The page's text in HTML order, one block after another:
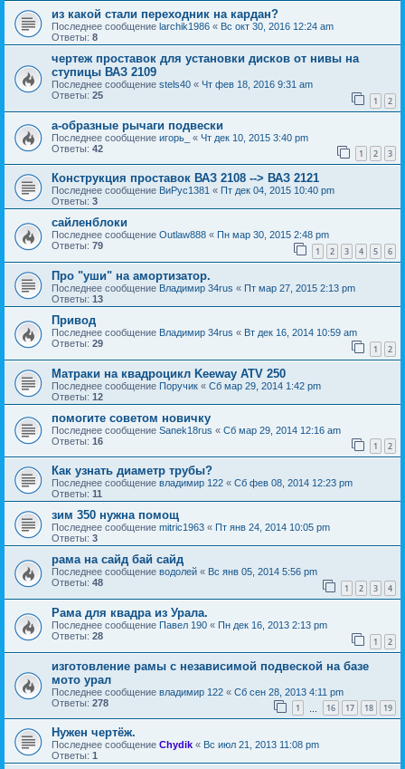
из какой стали переходник на кардан?
Последнее сообщение larchik1986 « Вс окт 30, 2016 12:24 am
Ответы: 8
чертеж проставок для установки дисков от нивы на
ступицы ВАЗ 2109
Последнее сообщение stels40 « Чт фев 18, 2016 9:31 am
Ответы: 25 1 2
а-образные рычаги подвески
Последнее сообщение игорь_ « Чт дек 10, 2015 3:40 pm
Ответы: 42 1 2 3
Конструкция проставок ВАЗ 2108 --> ВАЗ 2121
Последнее сообщение ВиРус1381 « Пт дек 04, 2015 10:40 pm
Ответы: 3
сайленблоки
Последнее сообщение Outlaw888 « Пн мар 30, 2015 2:48 pm
Ответы: 79 1 2 3 4 5 6
Про "уши" на амортизатор.
Последнее сообщение Владимир 34rus « Пт мар 27, 2015 2:13 pm
Ответы: 13
Привод
Последнее сообщение Владимир 34rus « Вт дек 16, 2014 10:59 am
Ответы: 29 1 2
Матраки на квадроцикл Keeway ATV 250
Последнее сообщение Поручик « Сб мар 29, 2014 1:42 pm
Ответы: 12
помогите советом новичку
Последнее сообщение Sanek18rus « Сб мар 29, 2014 12:16 am
Ответы: 16 1 2
Как узнать диаметр трубы?
Последнее сообщение владимир 122 « Сб фев 08, 2014 12:23 pm
Ответы: 11
зим 350 нужна помощ
Последнее сообщение mitric1963 « Пт янв 24, 2014 10:05 pm
Ответы: 3
рама на сайд бай сайд
Последнее сообщение водолей « Вс янв 05, 2014 5:56 pm
Ответы: 48 1 2 3 4
Рама для квадра из Урала.
Последнее сообщение Павел 190 « Пн дек 16, 2013 2:13 pm
Ответы: 28 1 2
изготовление рамы с независимой подвеской на базе
мото урал
Последнее сообщение владимир 122 « Сб сен 28, 2013 4:11 pm
Ответы: 278 1 16 17 18 19
Нужен чертёж.
Последнее сообщение Chydik « Вс июл 21, 2013 11:08 pm
Ответы: 1